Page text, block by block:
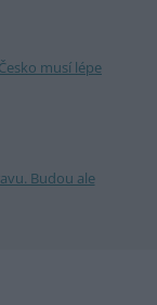
musí lépe
Budou ale